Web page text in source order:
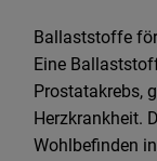
Ballaststoffe
Eine
Prostatakrebs,
Herzkrankheit.
Wohlbefinden